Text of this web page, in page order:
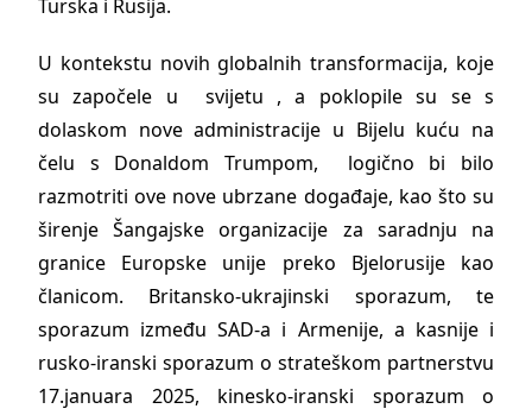
Turska i Rusija.
U kontekstu novih globalnih transformacija, koje
su započele u svijetu , a poklopile su se s
dolaskom nove administracije u Bijelu kuću na
čelu s Donaldom Trumpom, logično bi bilo
razmotriti ove nove ubrzane događaje, kao što su
širenje Šangajske organizacije za saradnju na
granice Europske unije preko Bjelorusije kao
članicom. Britansko-ukrajinski sporazum, te
sporazum između SAD-a i Armenije, a kasnije i
rusko-iranski sporazum o strateškom partnerstvu
17.januara 2025, kinesko-iranski sporazum o